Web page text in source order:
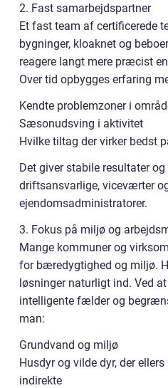
2. Fast samarbejdspartner
Et fast team af certificerede
bygninger, kloaknet og
reagere langt mere præcist
Over tid opbygges erfaring
Kendte problemzoner i
Sæsonudsving i aktivitet
Hvilke tiltag der virker bedst
Det giver stabile resultater
driftsansvarlige, viceværter
ejendomsadministratorer.
3. Fokus på miljø og
Mange kommuner og
for bæredygtighed og miljø.
løsninger naturligt ind. Ved
intelligente fælder og
man:
Grundvand og miljø
Husdyr og vilde dyr, der
indirekte